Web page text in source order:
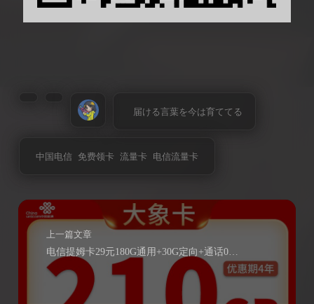
届ける言葉を今は育ててる
中国电信 免费领卡 流量卡 电信流量卡
上一篇文章